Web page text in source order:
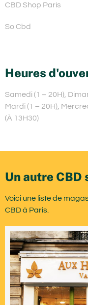
CBD Shop Paris
So Cbd
Heures
Samedi (1 – 20H),
Mardi (1 – 20H),
(À 13H30)
Un autre CBD
Voici une liste de
CBD à Paris.